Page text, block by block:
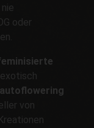
oder
autoflowering
von